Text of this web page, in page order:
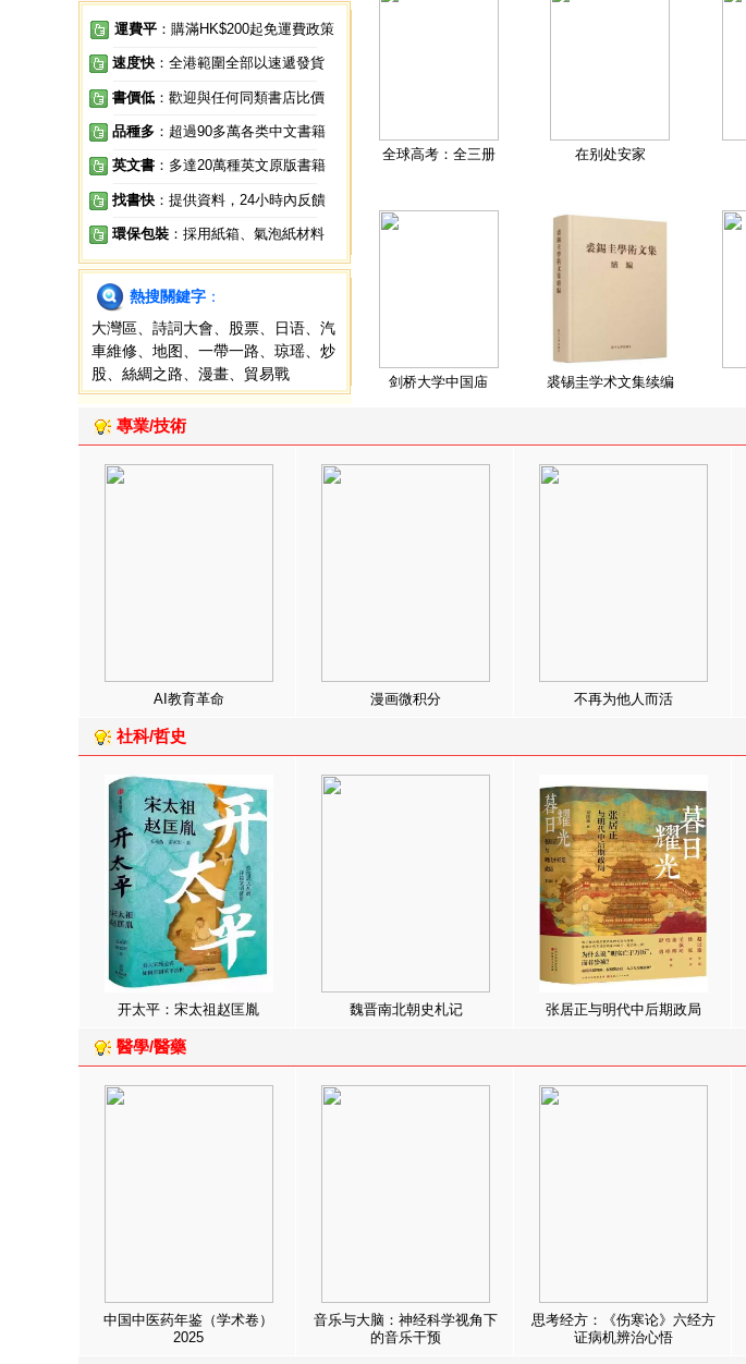
運費平 ：購滿HK$200起免運費政策
速度快 ：全港範圍全部以速遞發貨
書價低 ：歡迎與任何同類書店比價
品種多 ：超過90多萬各类中文書籍
英文書 ：多達20萬種英文原版書籍
找書快 ：提供資料，24小時內反饋
環保包裝 ：採用紙箱、氣泡紙材料
熱搜關鍵字 ：
大灣區
詩詞大會 股票 日语
汽
車維修
地图 一帶一路 琼瑶
炒
股
絲綢之路 漫畫 貿易戰
全球高考：全三册 在别处安家
剑桥大学中国庙 裘锡圭学术文集续编
專業/技術
AI教育革命 漫画微积分 不再为他人而活
社科/哲史
开太平：宋太祖赵匡胤 魏晋南北朝史札记 张居正与明代中后期政局
醫學/醫藥
中国中医药年鉴（学术卷）
2025
音乐与大脑：神经科学视角下
的音乐干预
思考经方：《伤寒论》六经方
证病机辨治心悟